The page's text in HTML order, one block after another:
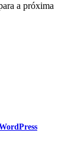
a próxima